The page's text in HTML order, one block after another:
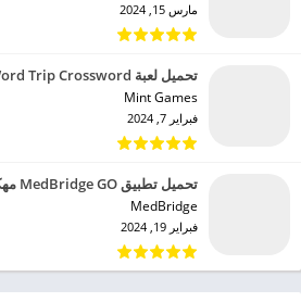
مارس 15, 2024
تحميل لعبة Word Trip Crossword مهكرة للاندرويد 2024
Mint Games‏
فبراير 7, 2024
تحميل تطبيق MedBridge GO مهكر للاندرويد 2024
MedBridge‏
فبراير 19, 2024